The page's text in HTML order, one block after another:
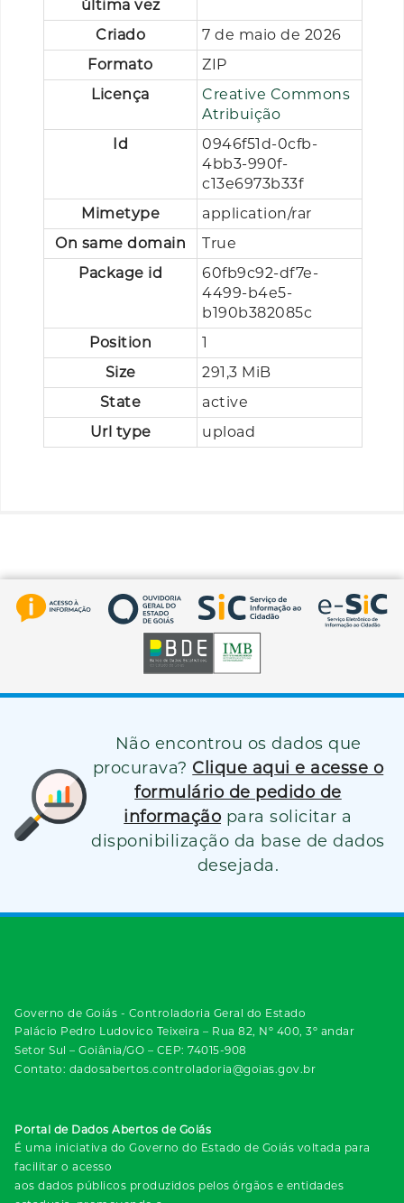
última vez
Criado
7 de maio de 2026
Formato
ZIP
Licença
Creative Commons
Atribuição
Id
0946f51d-0cfb-
4bb3-990f-
c13e6973b33f
Mimetype
application/rar
On same domain
True
Package id
60fb9c92-df7e-
4499-b4e5-
b190b382085c
Position
1
Size
291,3 MiB
State
active
Url type
upload
Não encontrou os dados que
procurava? Clique aqui e acesse o
formulário de pedido de
informação para solicitar a
disponibilização da base de dados
desejada.
Governo de Goiás - Controladoria Geral do Estado
Palácio Pedro Ludovico Teixeira – Rua 82, Nº 400, 3º andar
Setor Sul – Goiânia/GO – CEP: 74015-908
Contato: dadosabertos.controladoria@goias.gov.br
Portal de Dados Abertos de Goiás
É uma iniciativa do Governo do Estado de Goiás voltada para
facilitar o acesso
aos dados públicos produzidos pelos órgãos e entidades